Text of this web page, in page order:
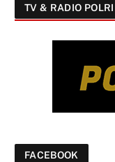
TV & RADIO POLRI
FACEBOOK